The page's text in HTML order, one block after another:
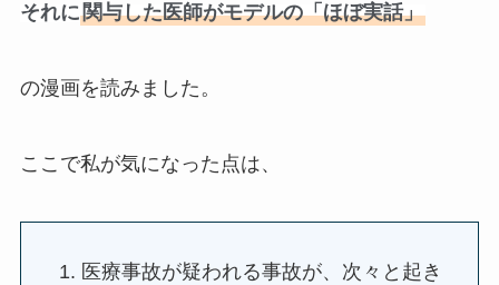
それに関与した医師がモデルの「ほぼ実話」
の漫画を読みました。
ここで私が気になった点は、
医療事故が疑われる事故が、次々と起き